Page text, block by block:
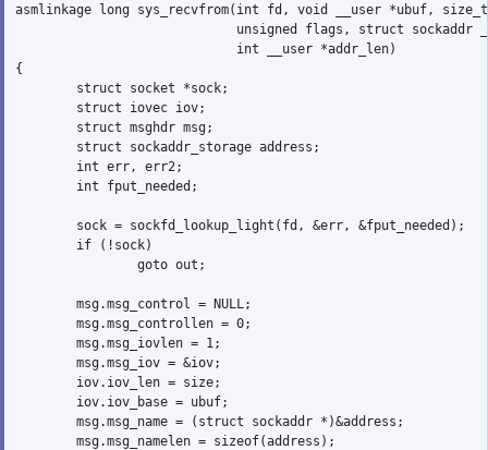
asmlinkage long sys_recvfrom(int fd, void __user *ubuf,
unsigned flags, struct sockaddr
                             int __user *addr_len)
{
        struct socket *sock;
        struct iovec iov;
        struct msghdr msg;
        struct sockaddr_storage address;
        int err, err2;
        int fput_needed;
        sock = sockfd_lookup_light(fd, &err, &fput_needed);
        if (!sock)
                goto out;
        msg.msg_control = NULL;
        msg.msg_controllen = 0;
        msg.msg_iovlen = 1;
        msg.msg_iov = &iov;
        iov.iov_len = size;
        iov.iov_base = ubuf;
        msg.msg_name = (struct sockaddr *)&address;
        msg.msg_namelen = sizeof(address);